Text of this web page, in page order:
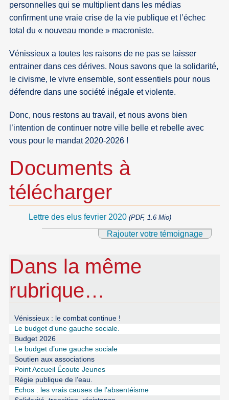
personnelles qui se multiplient dans les médias
confirment une vraie crise de la vie publique et l’échec
total du « nouveau monde » macroniste.
Vénissieux a toutes les raisons de ne pas se laisser
entrainer dans ces dérives. Nous savons que la solidarité,
le civisme, le vivre ensemble, sont essentiels pour nous
défendre dans une société inégale et violente.
Donc, nous restons au travail, et nous avons bien
l’intention de continuer notre ville belle et rebelle avec
vous pour le mandat 2020-2026 !
Documents à
télécharger
Lettre des elus fevrier 2020 (PDF, 1.6 Mio)
Rajouter votre témoignage
Dans la même
rubrique…
Vénissieux : le combat continue !
Le budget d’une gauche sociale.
Budget 2026
Le budget d’une gauche sociale
Soutien aux associations
Point Accueil Écoute Jeunes
Régie publique de l’eau.
Echos : les vrais causes de l’absentéisme